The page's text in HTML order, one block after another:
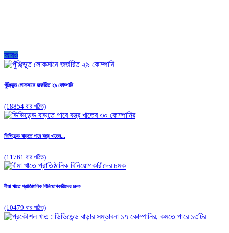
আরও
পুঁঞ্জিভুত লোকসানে জর্জরিত ২৯ কোম্পানি
(18854 বার পঠিত)
ডিভিডেন্ড বাড়তে পারে বস্ত্র খাতের...
(11761 বার পঠিত)
বীমা খাতে প্রাতিষ্ঠানিক বিনিয়োগকারীদের চমক
(10479 বার পঠিত)